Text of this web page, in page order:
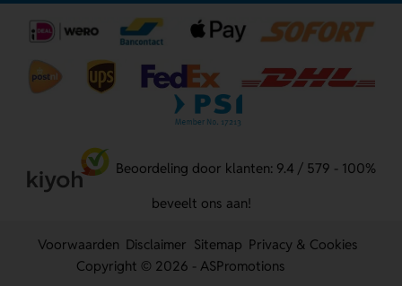
Beoordeling door klanten: 9.4 / 579 - 100%
beveelt ons aan!
Voorwaarden Disclaimer Sitemap Privacy & Cookies
Copyright © 2026 - ASPromotions